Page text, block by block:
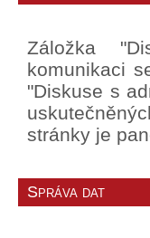
Záložka
komunikaci
"Diskuse s
stránky je
Správa dat